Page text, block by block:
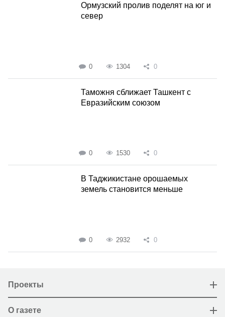
Ормузский пролив поделят на юг и
север
0 1304 0
Таможня сближает Ташкент с
Евразийским союзом
0 1530 0
В Таджикистане орошаемых
земель становится меньше
0 2932 0
Проекты
О газете